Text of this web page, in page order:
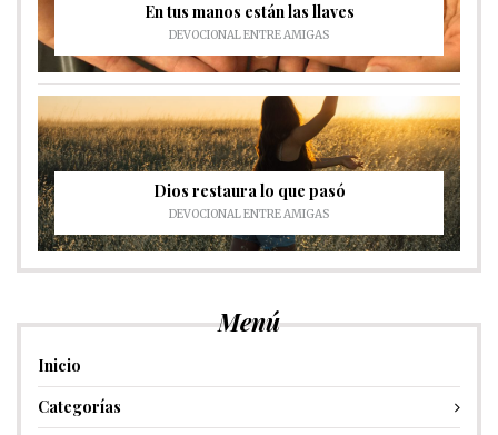
En tus manos están las llaves
DEVOCIONAL ENTRE AMIGAS
Dios restaura lo que pasó
DEVOCIONAL ENTRE AMIGAS
Menú
Inicio
Categorías